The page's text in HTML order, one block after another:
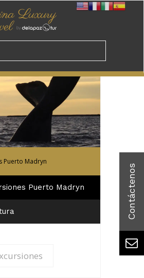
Ver Excursiones
Puerto Madryn
Puerto Madryn